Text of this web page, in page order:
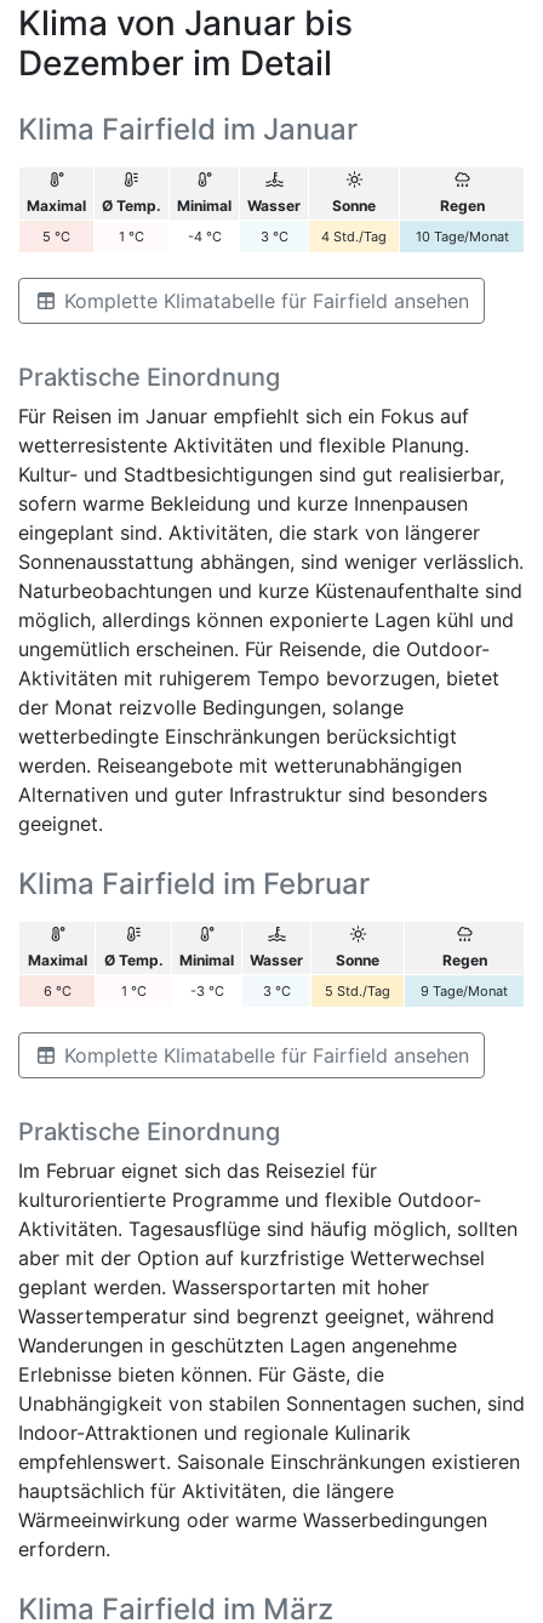
Klima von Januar bis
Dezember im Detail
Klima Fairfield im Januar
Maximal Ø Temp. Minimal Wasser Sonne Regen
5 °C 1 °C -4 °C 3 °C 4 Std./Tag 10 Tage/Monat
Komplette Klimatabelle für Fairfield ansehen
Praktische Einordnung
Für Reisen im Januar empfiehlt sich ein Fokus auf
wetterresistente Aktivitäten und flexible Planung.
Kultur- und Stadtbesichtigungen sind gut realisierbar,
sofern warme Bekleidung und kurze Innenpausen
eingeplant sind. Aktivitäten, die stark von längerer
Sonnenausstattung abhängen, sind weniger verlässlich.
Naturbeobachtungen und kurze Küstenaufenthalte sind
möglich, allerdings können exponierte Lagen kühl und
ungemütlich erscheinen. Für Reisende, die Outdoor-
Aktivitäten mit ruhigerem Tempo bevorzugen, bietet
der Monat reizvolle Bedingungen, solange
wetterbedingte Einschränkungen berücksichtigt
werden. Reiseangebote mit wetterunabhängigen
Alternativen und guter Infrastruktur sind besonders
geeignet.
Klima Fairfield im Februar
Maximal Ø Temp. Minimal Wasser Sonne Regen
6 °C 1 °C -3 °C 3 °C 5 Std./Tag 9 Tage/Monat
Komplette Klimatabelle für Fairfield ansehen
Praktische Einordnung
Im Februar eignet sich das Reiseziel für
kulturorientierte Programme und flexible Outdoor-
Aktivitäten. Tagesausflüge sind häufig möglich, sollten
aber mit der Option auf kurzfristige Wetterwechsel
geplant werden. Wassersportarten mit hoher
Wassertemperatur sind begrenzt geeignet, während
Wanderungen in geschützten Lagen angenehme
Erlebnisse bieten können. Für Gäste, die
Unabhängigkeit von stabilen Sonnentagen suchen, sind
Indoor-Attraktionen und regionale Kulinarik
empfehlenswert. Saisonale Einschränkungen existieren
hauptsächlich für Aktivitäten, die längere
Wärmeeinwirkung oder warme Wasserbedingungen
erfordern.
Klima Fairfield im März